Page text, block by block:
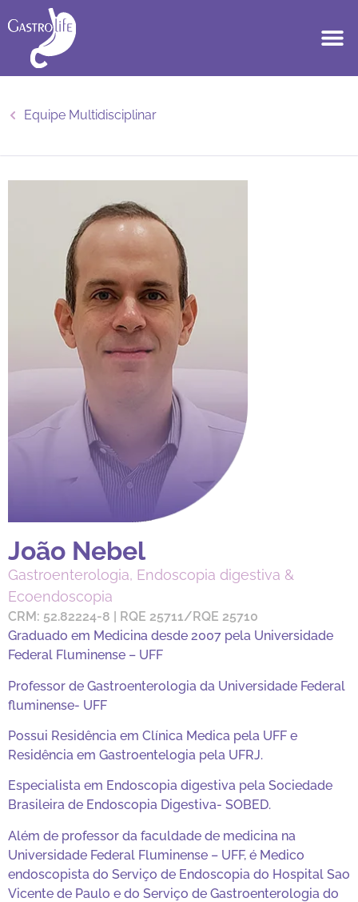
Equipe Multidisciplinar
João Nebel
Gastroenterologia, Endoscopia digestiva &
Ecoendoscopia
CRM: 52.82224-8 | RQE 25711/RQE 25710
Graduado em Medicina desde 2007 pela Universidade
Federal Fluminense – UFF
Professor de Gastroenterologia da Universidade Federal
fluminense- UFF
Possui Residência em Clínica Medica pela UFF e
Residência em Gastroentelogia pela UFRJ.
Especialista em Endoscopia digestiva pela Sociedade
Brasileira de Endoscopia Digestiva- SOBED.
Além de professor da faculdade de medicina na
Universidade Federal Fluminense – UFF, é Medico
endoscopista do Serviço de Endoscopia do Hospital Sao
Vicente de Paulo e do Serviço de Gastroenterologia do